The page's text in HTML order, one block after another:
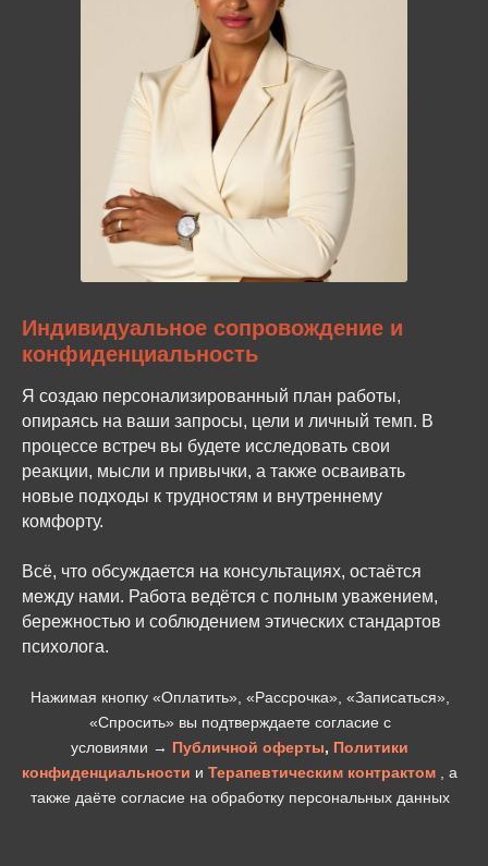
Индивидуальное сопровождение и
конфиденциальность
Я создаю персонализированный план работы,
опираясь на ваши запросы, цели и личный темп. В
процессе встреч вы будете исследовать свои
реакции, мысли и привычки, а также осваивать
новые подходы к трудностям и внутреннему
комфорту.
Всё, что обсуждается на консультациях, остаётся
между нами. Работа ведётся с полным уважением,
бережностью и соблюдением этических стандартов
психолога.
Нажимая кнопку «Оплатить», «Рассрочка», «Записаться»,
«Спросить» вы подтверждаете согласие с
условиями → Публичной оферты, Политики
конфиденциальности и Терапевтическим контрактом
, а
также даёте согласие на обработку персональных данных